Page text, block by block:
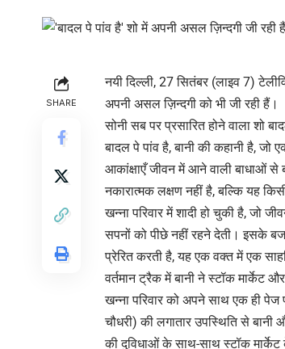
SHARE
नयी दिल्ली, 27 सितंबर (लाइव 7)
अपनी असल ज़िन्दगी को भी जी रही हैं।
सोनी सब पर प्रसारित होने वाला शो
बादल पे पांव है, बानी की कहानी है,
आकांक्षाएँ जीवन में आने वाली बाधाओं से
नकारात्मक लक्षण नहीं है, बल्कि यह
खन्ना परिवार में शादी हो चुकी है, जो
सपनों को पीछे नहीं रहने देती। इसके
प्रेरित करती है, यह एक वक्त में एक
वर्तमान ट्रैक में बानी ने स्टॉक मार्केट
खन्ना परिवार को अपने साथ एक ही पेज
चौधरी) की लगातार उपस्थिति से
की दुविधाओं के साथ-साथ स्टॉक